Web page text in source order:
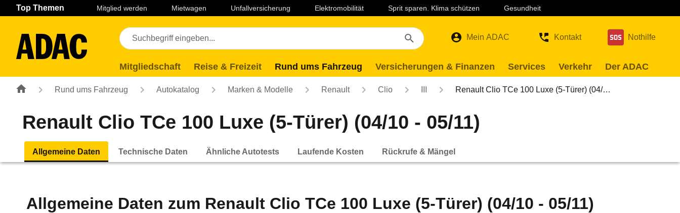
Navigation Seiteninhalt Fußzeile
Top Themen Mitglied werden Mietwagen Unfallversicherung Elektromobilität Sprit sparen. Klima schützen Gesundheit
Mein ADAC Kontakt Nothilfe
Mitgliedschaft Reise & Freizeit Rund ums Fahrzeug Versicherungen & Finanzen Services Verkehr Der ADAC
Rund ums Fahrzeug Autokatalog Marken & Modelle Renault Clio Renault Clio TCe 100 Luxe (5-Türer) (04/…
Renault Clio TCe 100 Luxe (5-Türer) (04/10 - 05/11)
Allgemeine Daten Technische Daten Ähnliche Autotests Laufende Kosten Rückrufe & Mängel
Allgemeine Daten zum Renault Clio TCe 100 Luxe (5-Türer) (04/10 - 05/11)